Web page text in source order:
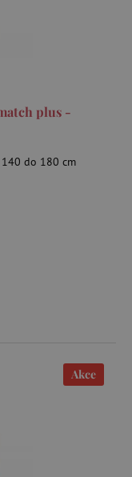
plus -
do 180 cm
Akce